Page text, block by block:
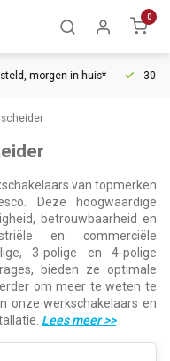
0
30 dagen retourrecht
van topmerken
Deze hoogwaardige
betrouwbaarheid en
en commerciële
3-polige en 4-polige
bieden ze optimale
om meer te weten te
onze werkschakelaars en
Lees meer>>